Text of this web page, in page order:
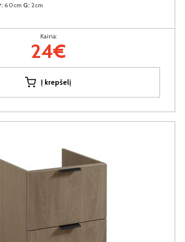
60cm G: 2cm
Kaina:
24€
Į krepšelį